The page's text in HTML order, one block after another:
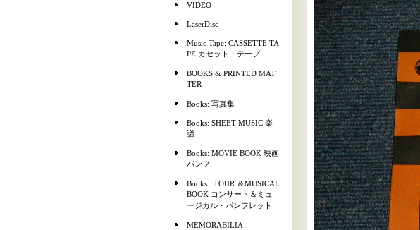
VIDEO
LaserDisc
Music Tape: CASSETTE TA
PE カセット・テープ
BOOKS & PRINTED MAT
TER
Books: 写真集
Books: SHEET MUSIC 楽
譜
Books: MOVIE BOOK 映画
パンフ
Books : TOUR ＆MUSICAL
BOOK コンサート＆ミュ
ージカル・パンフレット
MEMORABILIA